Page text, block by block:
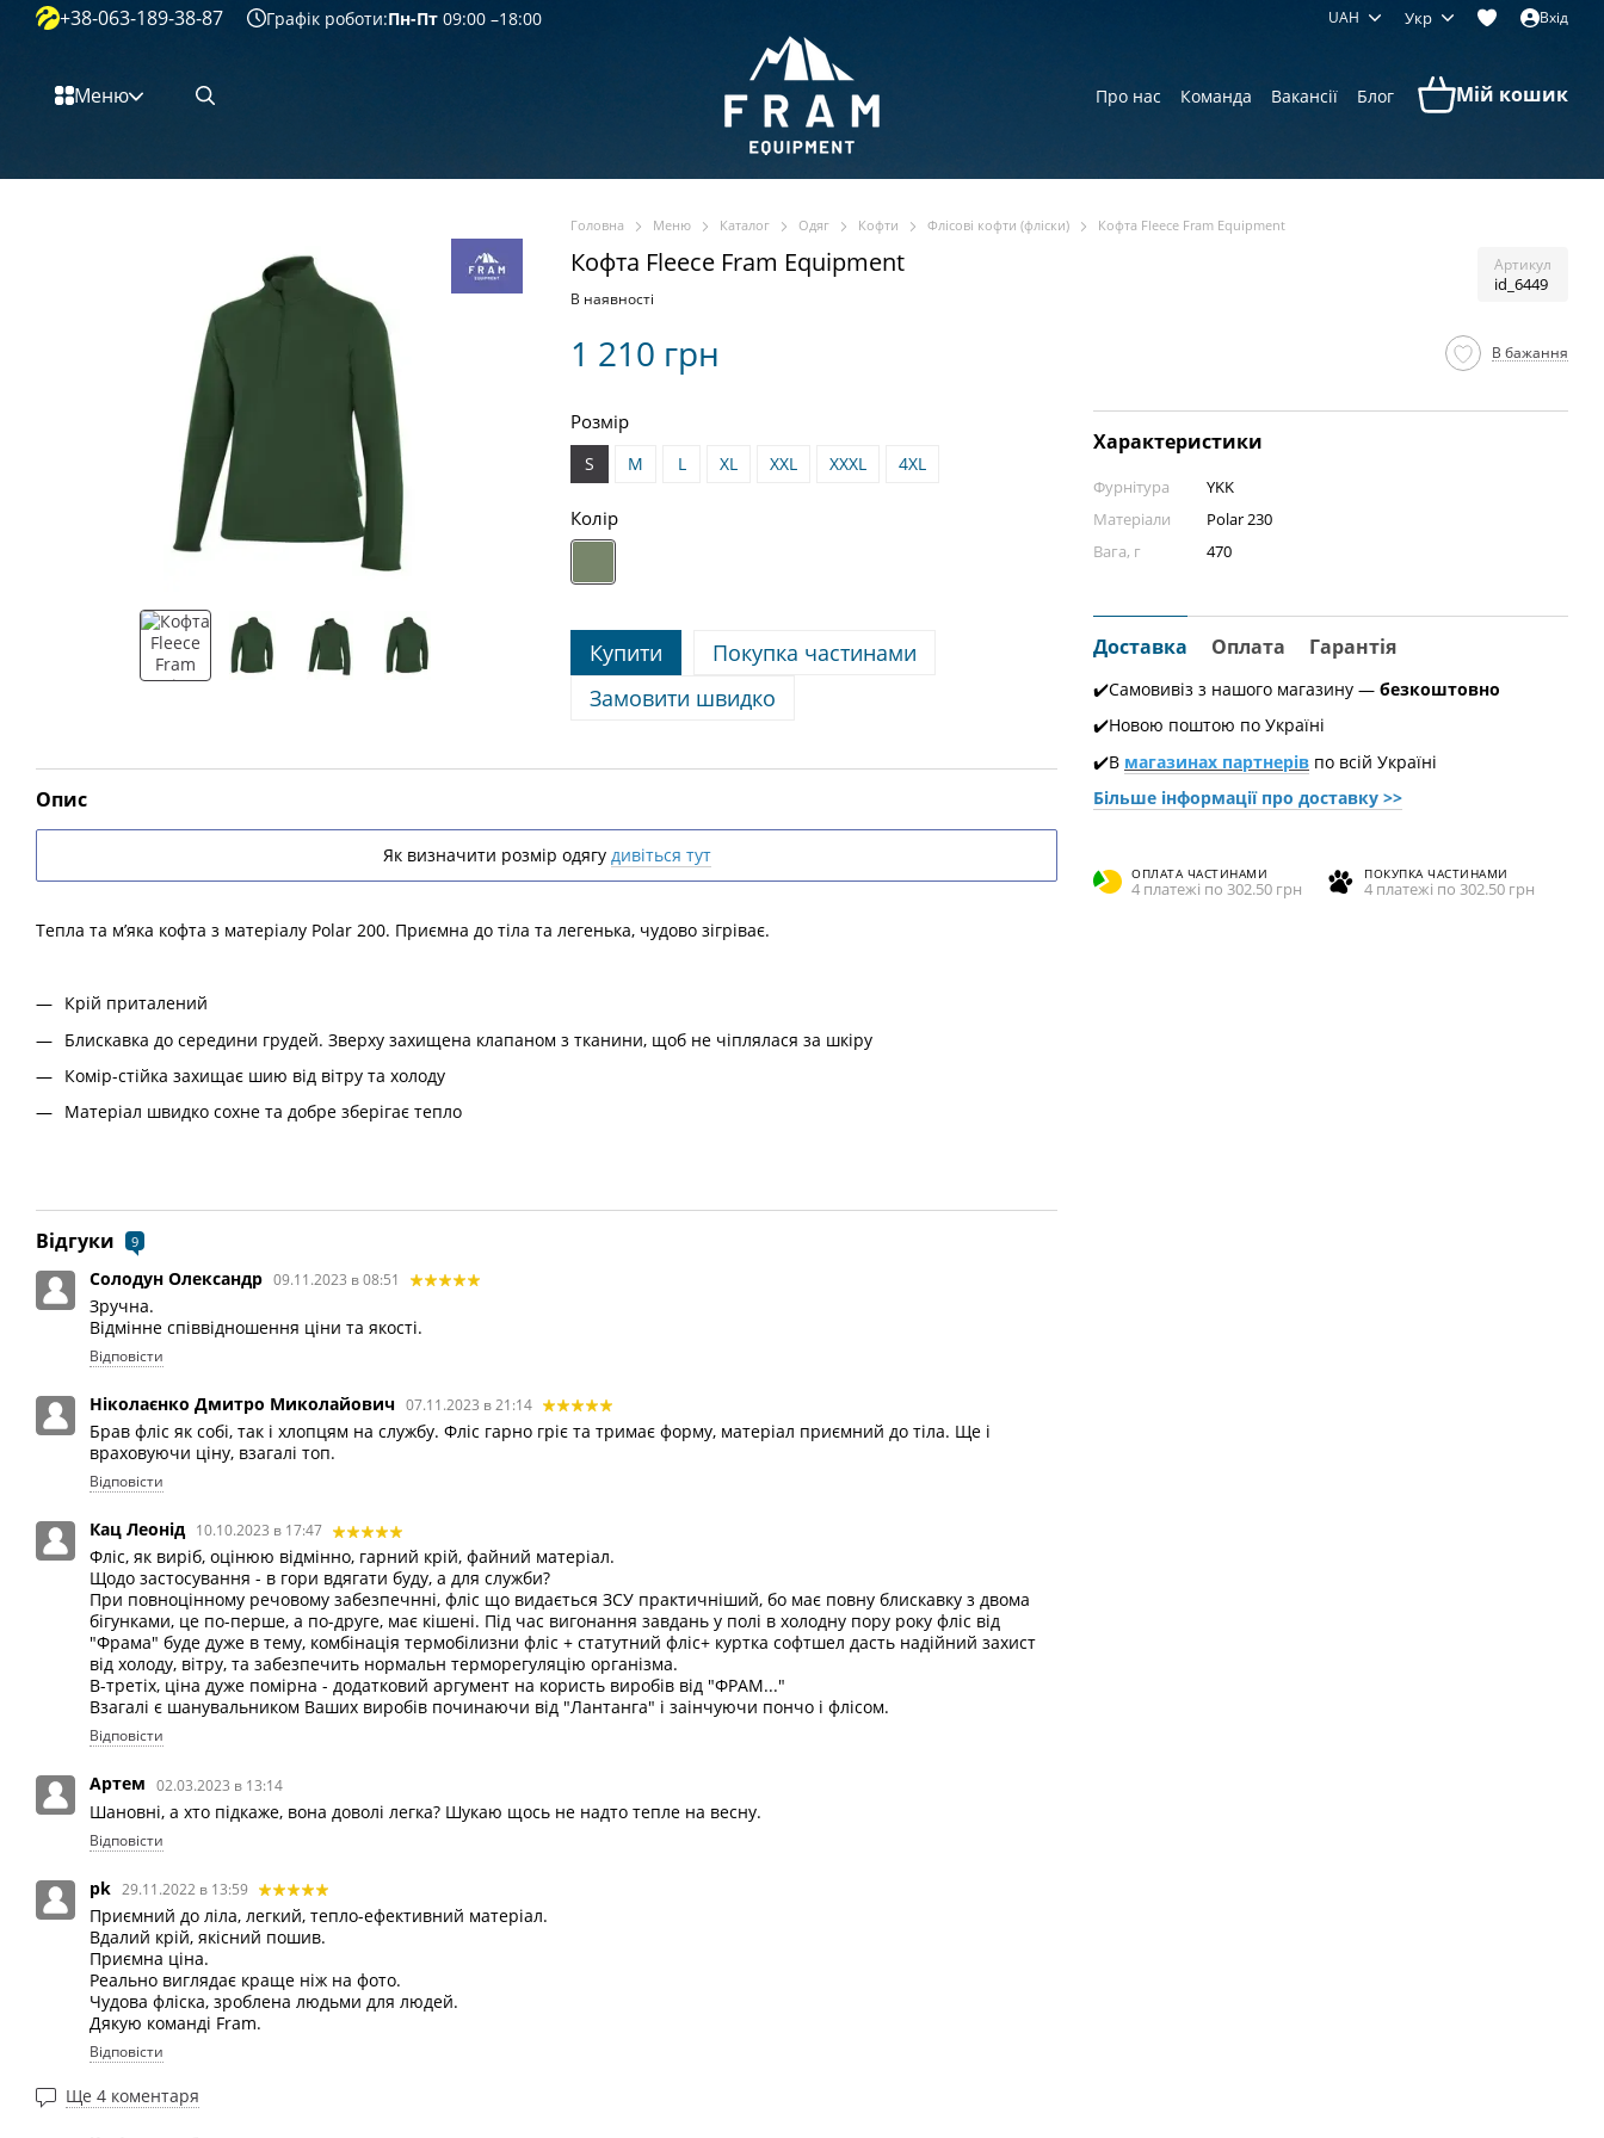
Перейти к основному контенту
+38-063-189-38-87 Графік роботи:Пн-Пт 09:00 –18:00 UAH Укр Вхід
Меню Про нас Команда Вакансії Блог Мій кошик
Головна Меню Каталог Одяг Кофти Флісові кофти (фліски) Кофта Fleece Fram Equipment
Кофта Fleece Fram Equipment Артикул
id_6449
В наявності
1 210 грн В бажання
Розмір
S M L XL XXL XXXL 4XL
Колір
Купити
Покупка частинами
Замовити швидко
Характеристики
Фурнітура
YKK
Матеріали
Polar 230
Вага, г
470
Доставка Оплата Гарантія
✔️Самовивіз з нашого магазину — безкоштовно
✔️Новою поштою по Україні
✔️В магазинах партнерів по всій Україні
Більше інформації про доставкy >>
ОПЛАТА ЧАСТИНАМИ
4 платежі по 302.50 грн
ПОКУПКА ЧАСТИНАМИ
4 платежі по 302.50 грн
Опис
Як визначити розмір одягу дивіться тут
Тепла та м’яка кофта з матеріалу Polar 200. Приємна до тіла та легенька, чудово зігріває.
Крій приталений
Блискавка до середини грудей. Зверху захищена клапаном з тканини, щоб не чіплялася за шкіру
Комір-стійка захищає шию від вітру та холоду
Матеріал швидко сохне та добре зберігає тепло
Відгуки 9
Солодун Олександр 09.11.2023 в 08:51
Зручна.
Відмінне співвідношення ціни та якості.
Відповісти
Ніколаєнко Дмитро Миколайович 07.11.2023 в 21:14
Брав фліс як собі, так і хлопцям на службу. Фліс гарно гріє та тримає форму, матеріал приємний до тіла. Ще і
враховуючи ціну, взагалі топ.
Відповісти
Кац Леонід 10.10.2023 в 17:47
Фліс, як виріб, оцінюю відмінно, гарний крій, файний матеріал.
Щодо застосування - в гори вдягати буду, а для служби?
При повноцінному речовому забезпечнні, фліс що видається ЗСУ практичніший, бо має повну блискавку з двома
бігунками, це по-перше, а по-друге, має кішені. Під час вигонання завдань у полі в холодну пору року фліс від
"Фрама" буде дуже в тему, комбінація термобілизни фліс + статутний фліс+ куртка софтшел дасть надійний захист
від холоду, вітру, та забезпечить нормальн терморегуляцію організма.
В-третіх, ціна дуже помірна - додатковий аргумент на користь виробів від "ФРАМ..."
Взагалі є шанувальником Ваших виробів починаючи від "Лантанга" і заінчуючи пончо і флісом.
Відповісти
Артем 02.03.2023 в 13:14
Шановні, а хто підкаже, вона доволі легка? Шукаю щось не надто тепле на весну.
Відповісти
pk 29.11.2022 в 13:59
Приємний до ліла, легкий, тепло-ефективний матеріал.
Вдалий крій, якісний пошив.
Приємна ціна.
Реально виглядає краще ніж на фото.
Чудова фліска, зроблена людьми для людей.
Дякую команді Fram.
Відповісти
Ще 4 коментаря